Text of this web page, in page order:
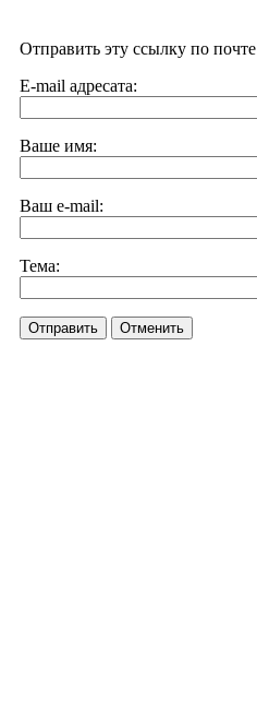
Отправить эту ссылку по почте
E-mail адресата:
Ваше имя:
Ваш e-mail:
Тема:
Отправить Отменить